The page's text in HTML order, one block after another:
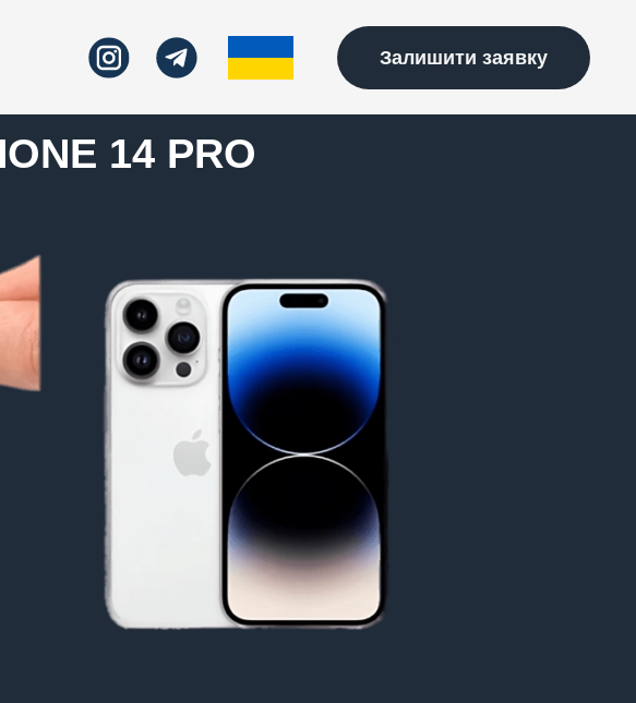
Залишити заявку
14 PRO